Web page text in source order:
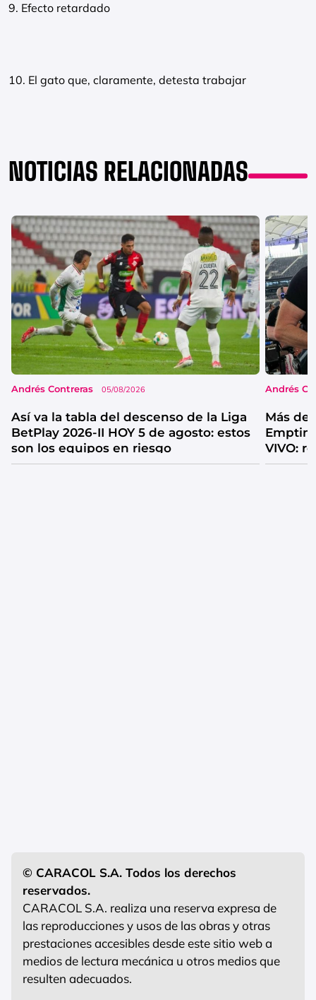
9. Efecto retardado
10. El gato que, claramente, detesta trabajar
NOTICIAS RELACIONADAS
Andrés Contreras 05/08/2026
Así va la tabla del descenso de la Liga
BetPlay 2026-II HOY 5 de agosto: estos
son los equipos en riesgo
Andrés
Más de
VIVO:
sonó
© CARACOL S.A. Todos los derechos
reservados.
CARACOL S.A. realiza una reserva expresa de
las reproducciones y usos de las obras y otras
prestaciones accesibles desde este sitio web a
medios de lectura mecánica u otros medios que
resulten adecuados.